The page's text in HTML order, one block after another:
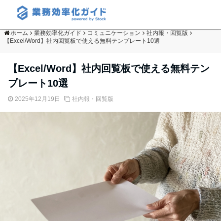
ホーム 業務効率化ガイド コミュニケーション
社内報・回覧版
【Excel/Word】社内回覧板で使える無料テンプレート10選
【Excel/Word】社内回覧板で使える無料テン
プレート10選
2025年12月19日 社内報・回覧版